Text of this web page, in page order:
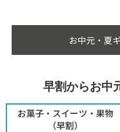
お中元・夏
早割からお中
お菓子・スイーツ・果物
（早割）